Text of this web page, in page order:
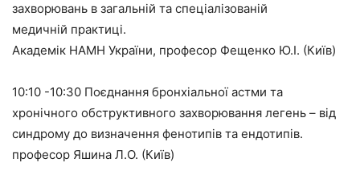
захворювань в загальній та спеціалізованій
медичній практиці.
Академік НАМН України, професор Фещенко Ю.І. (Київ)
10:10 -10:30 Поєднання бронхіальної астми та
хронічного обструктивного захворювання легень – від
синдрому до визначення фенотипів та ендотипів.
професор Яшина Л.О. (Київ)